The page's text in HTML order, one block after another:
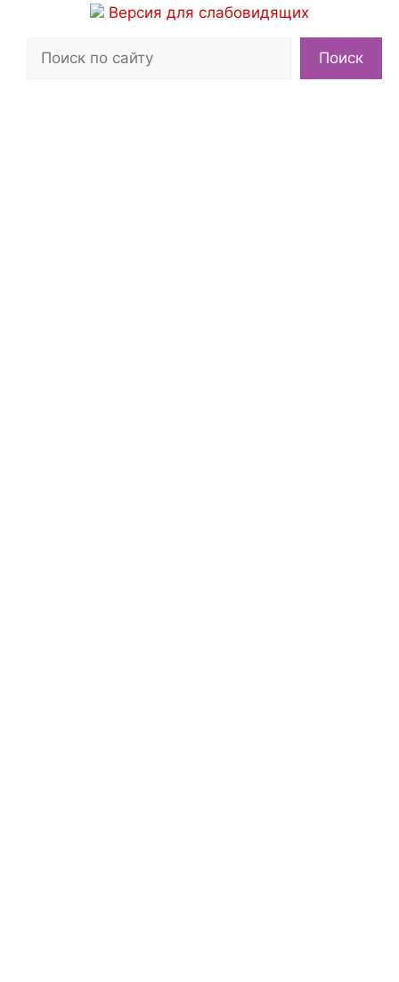
Версия для слабовидящих
Поиск
Поиск